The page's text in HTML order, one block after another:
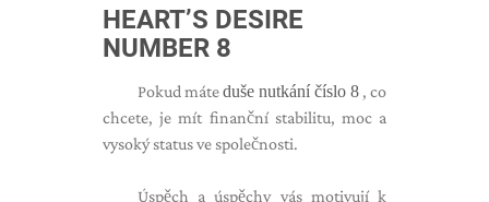
HEART’S DESIRE
NUMBER 8
Pokud máteduše nutkání číslo 8 , co
chcete, je mít finanční stabilitu, moc a
vysoký status ve společnosti.
Úspěch a úspěchy vás motivují k